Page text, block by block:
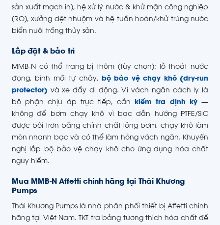
sản xuất mạch in), hệ xử lý nước & khử mặn công nghiệp
(RO), xưởng dệt nhuộm và hệ tuần hoàn/khử trùng nước
biển nuôi trồng thủy sản.
Lắp đặt & bảo trì
MMB-N có thể trang bị thêm (tùy chọn): lỗ thoát nước
đọng, bình mồi tự chảy, bộ bảo vệ chạy khô (dry-run
protector) và xe đẩy di động. Vì vách ngăn cách ly là
bộ phận chịu áp trực tiếp, cần kiểm tra định kỳ—
không để bơm chạy khô vì bạc dẫn hướng PTFE/SiC
được bôi trơn bằng chính chất lỏng bơm, chạy khô làm
mòn nhanh bạc và có thể làm hỏng vách ngăn. Khuyến
nghị lắp bộ bảo vệ chạy khô cho ứng dụng hóa chất
nguy hiểm.
Mua MMB-N Affetti chính hãng tại Thái Khương
Pumps
Thái Khương Pumps là nhà phân phối thiết bị Affetti chính
hãng tại Việt Nam. TKT tra bảng tương thích hóa chất để